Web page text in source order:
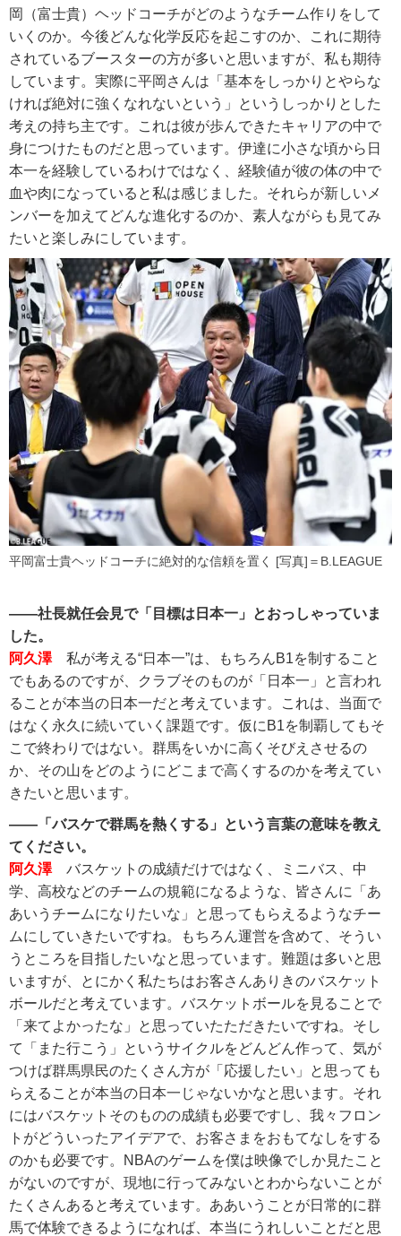
岡（富士貴）ヘッドコーチがどのようなチーム作りをして
いくのか。今後どんな化学反応を起こすのか、これに期待
されているブースターの方が多いと思いますが、私も期待
しています。実際に平岡さんは「基本をしっかりとやらな
ければ絶対に強くなれないという」というしっかりとした
考えの持ち主です。これは彼が歩んできたキャリアの中で
身につけたものだと思っています。伊達に小さな頃から日
本一を経験しているわけではなく、経験値が彼の体の中で
血や肉になっていると私は感じました。それらが新しいメ
ンバーを加えてどんな進化するのか、素人ながらも見てみ
たいと楽しみにしています。
平岡富士貴ヘッドコーチに絶対的な信頼を置く [写真]＝B.LEAGUE
――社長就任会見で「目標は日本一」とおっしゃっていま
した。
阿久澤私が考える“日本一”は、もちろんB1を制すること
でもあるのですが、クラブそのものが「日本一」と言われ
ることが本当の日本一だと考えています。これは、当面で
はなく永久に続いていく課題です。仮にB1を制覇してもそ
こで終わりではない。群馬をいかに高くそびえさせるの
か、その山をどのようにどこまで高くするのかを考えてい
きたいと思います。
――「バスケで群馬を熱くする」という言葉の意味を教え
てください。
阿久澤バスケットの成績だけではなく、ミニバス、中
学、高校などのチームの規範になるような、皆さんに「あ
あいうチームになりたいな」と思ってもらえるようなチー
ムにしていきたいですね。もちろん運営を含めて、そうい
うところを目指したいなと思っています。難題は多いと思
いますが、とにかく私たちはお客さんありきのバスケット
ボールだと考えています。バスケットボールを見ることで
「来てよかったな」と思っていたただきたいですね。そし
て「また行こう」というサイクルをどんどん作って、気が
つけば群馬県民のたくさん方が「応援したい」と思っても
らえることが本当の日本一じゃないかなと思います。それ
にはバスケットそのものの成績も必要ですし、我々フロン
トがどういったアイデアで、お客さまをおもてなしをする
のかも必要です。NBAのゲームを僕は映像でしか見たこと
がないのですが、現地に行ってみないとわからないことが
たくさんあると考えています。ああいうことが日常的に群
馬で体験できるようになれば、本当にうれしいことだと思